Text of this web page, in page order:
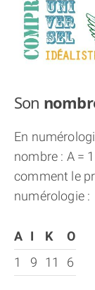
Son
En
nombre : A =
comment le
numérologie :
A I K
O
1
9 11 6